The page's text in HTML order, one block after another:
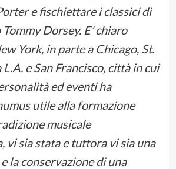
e fischiettare i classici di
Dorsey. E’ chiaro
York, in parte a Chicago, St.
e San Francisco, città in cui
ed eventi ha
utile alla formazione
musicale
vi sia stata e tuttora vi sia una
la conservazione di una